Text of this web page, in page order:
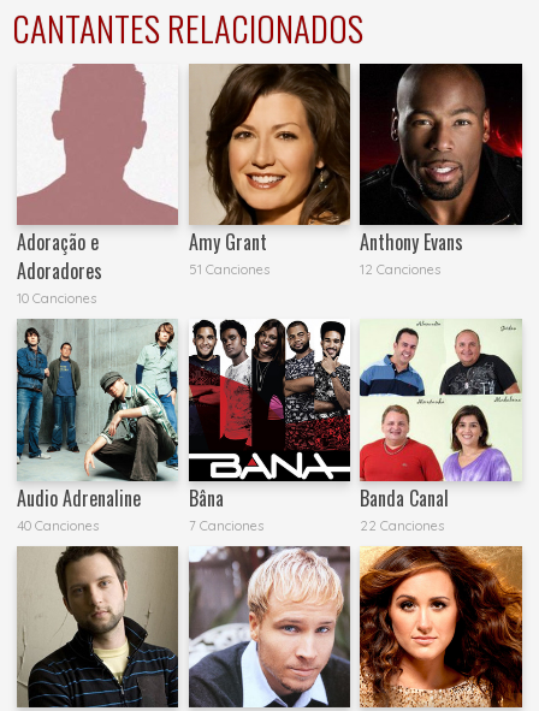
CANTANTES RELACIONADOS
Adoração e
Adoradores
10 Canciones
Amy Grant
51 Canciones
Anthony Evans
12 Canciones
Audio Adrenaline
40 Canciones
Bâna
7 Canciones
Banda Canal
22 Canciones